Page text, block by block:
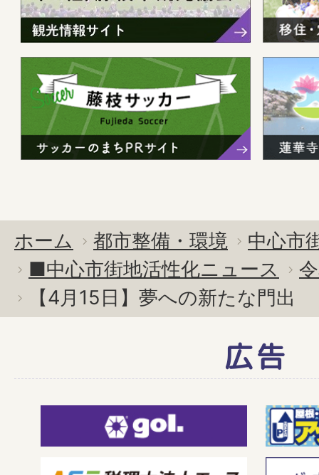
ホーム 都市整備・環境
中心市
■中心市街地活性化ニュース
【4月15日】夢への新たな門出
広告